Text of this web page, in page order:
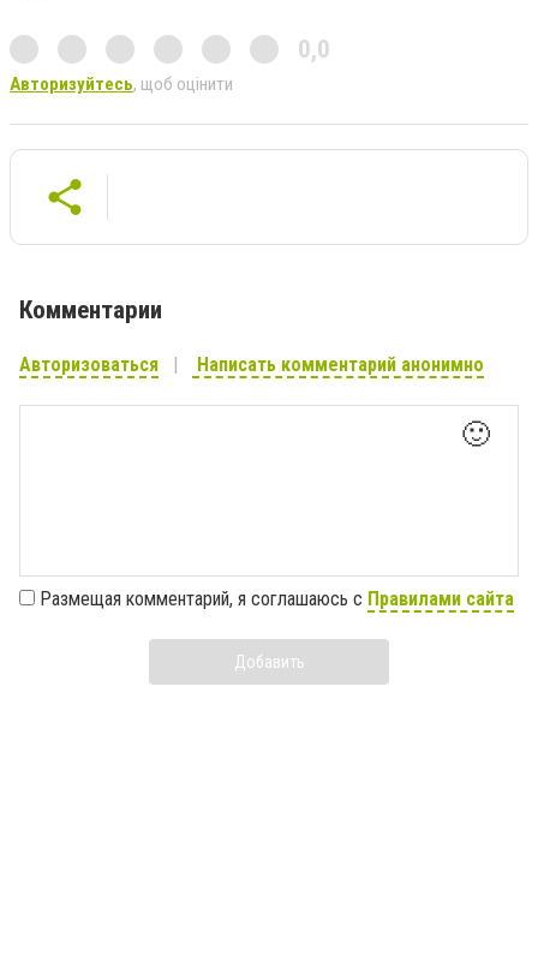
0,0
Авторизуйтесь, щоб оцінити
Комментарии
Авторизоваться Написать комментарий анонимно
🙂
Размещая комментарий, я соглашаюсь с Правилами сайта
Добавить